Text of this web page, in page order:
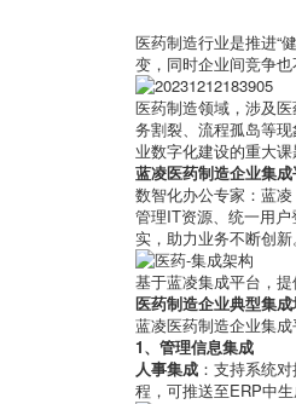
医药制造行业是推进“
变，同时企业间竞争也
医药制造领域，涉及
务割裂、流程孤岛等
业数字化建设的重大课
蓝凌医药制造企业集成
数智化办公专家：蓝
管理IT资源、统一用
实，助力业务不断创新。
基于蓝凌集成平台，
医药制造企业典型集
蓝凌医药制造企业集
1、管理信息集成
人事集成 ：支持系统
程，可推送至ERP中